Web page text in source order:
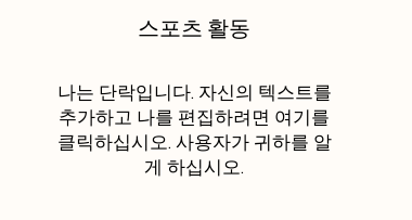
스포츠 활동
나는 단락입니다. 자신의 텍스트를
추가하고 나를 편집하려면 여기를
클릭하십시오. 사용자가 귀하를 알
게 하십시오.